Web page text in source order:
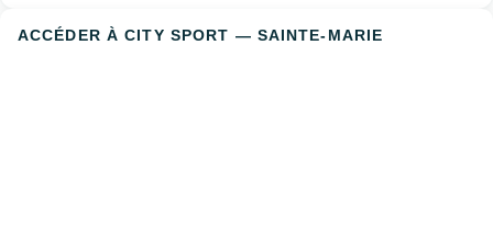
ACCÉDER À CITY SPORT — SAINTE-MARIE